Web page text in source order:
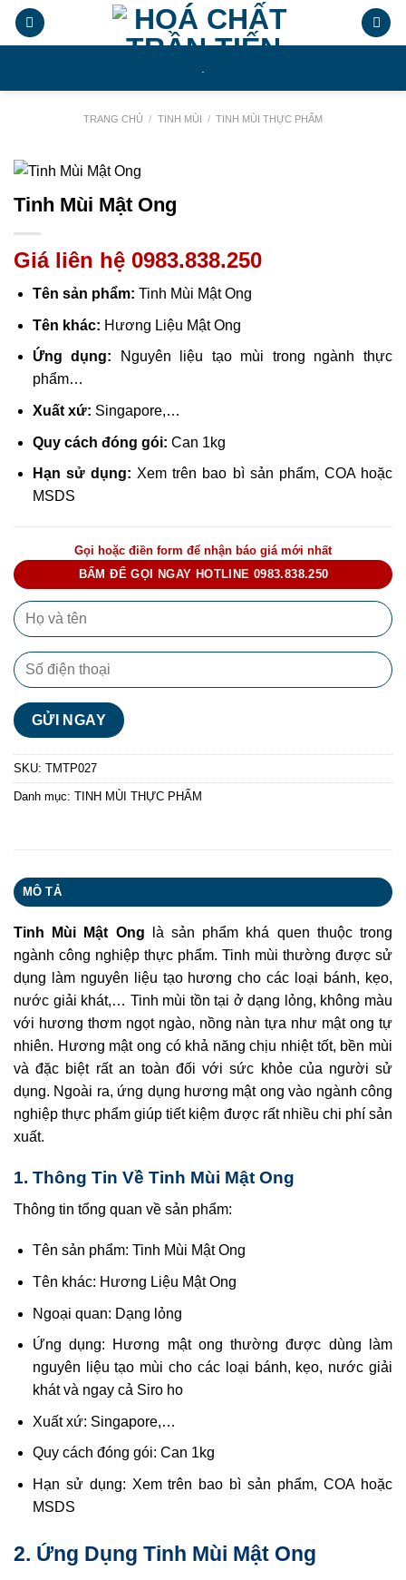
Chuyển
đến
TRANG CHỦ / TINH MÙI / TINH MÙI THỰC PHẨM
Tinh Mùi Mật Ong
Giá liên hệ 0983.838.250
Tên sản phẩm: Tinh Mùi Mật Ong
Tên khác: Hương Liệu Mật Ong
Ứng dụng: Nguyên liệu tạo mùi trong ngành thực
phẩm…
Xuất xứ: Singapore,…
Quy cách đóng gói: Can 1kg
Hạn sử dụng: Xem trên bao bì sản phẩm, COA hoặc
MSDS
Gọi hoặc điền form để nhận báo giá mới nhất
BẤM ĐỂ GỌI NGAY HOTLINE 0983.838.250
SKU: TMTP027
Danh mục: TINH MÙI THỰC PHẨM
MÔ TẢ
Tinh Mùi Mật Ong là sản phẩm khá quen thuộc trong
ngành công nghiệp thực phẩm. Tinh mùi thường được sử
dụng làm nguyên liệu tạo hương cho các loại bánh, kẹo,
nước giải khát,… Tinh mùi tồn tại ở dạng lỏng, không màu
với hương thơm ngọt ngào, nồng nàn tựa như mật ong tự
nhiên. Hương mật ong có khả năng chịu nhiệt tốt, bền mùi
và đặc biệt rất an toàn đối với sức khỏe của người sử
dụng. Ngoài ra, ứng dụng hương mật ong vào ngành công
nghiệp thực phẩm giúp tiết kiệm được rất nhiều chi phí sản
xuất.
1. Thông Tin Về Tinh Mùi Mật Ong
Thông tin tổng quan về sản phẩm:
Tên sản phẩm: Tinh Mùi Mật Ong
Tên khác: Hương Liệu Mật Ong
Ngoại quan: Dạng lỏng
Ứng dụng: Hương mật ong thường được dùng làm
nguyên liệu tạo mùi cho các loại bánh, kẹo, nước giải
khát và ngay cả Siro ho
Xuất xứ: Singapore,…
Quy cách đóng gói: Can 1kg
Hạn sử dụng: Xem trên bao bì sản phẩm, COA hoặc
MSDS
2. Ứng Dụng Tinh Mùi Mật Ong